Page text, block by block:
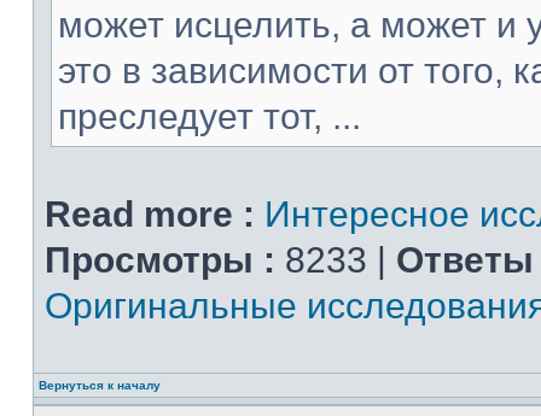
может исцелить, а может и
это в зависимости от того,
преследует тот, ...
Read more : Интересное
Просмотры : 8233 | Ответы
Оригинальные
Вернуться к началу